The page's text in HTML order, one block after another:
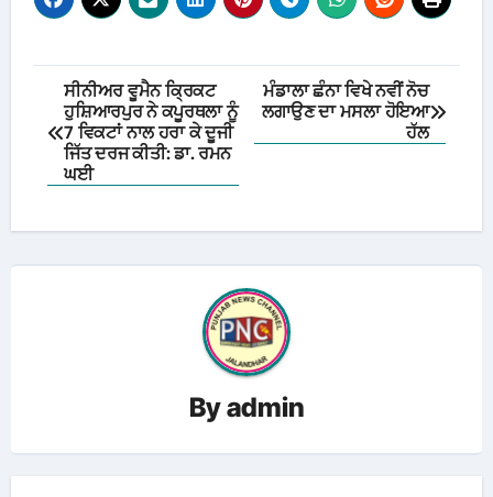
Post
navigation
ਸੀਨੀਅਰ ਵੂਮੈਨ ਕ੍ਰਿਕਟ
ਹੁਸ਼ਿਆਰਪੁਰ ਨੇ ਕਪੂਰਥਲਾ ਨੂੰ
7 ਵਿਕਟਾਂ ਨਾਲ ਹਰਾ ਕੇ ਦੂਜੀ
ਜਿੱਤ ਦਰਜ ਕੀਤੀ: ਡਾ. ਰਮਨ
ਘਈ
ਮੰਡਾਲਾ ਛੰਨਾ ਵਿਖੇ ਨਵੀਂ ਨੋਚ
ਲਗਾਉਣ ਦਾ ਮਸਲਾ ਹੋਇਆ
ਹੱਲ
Byadmin